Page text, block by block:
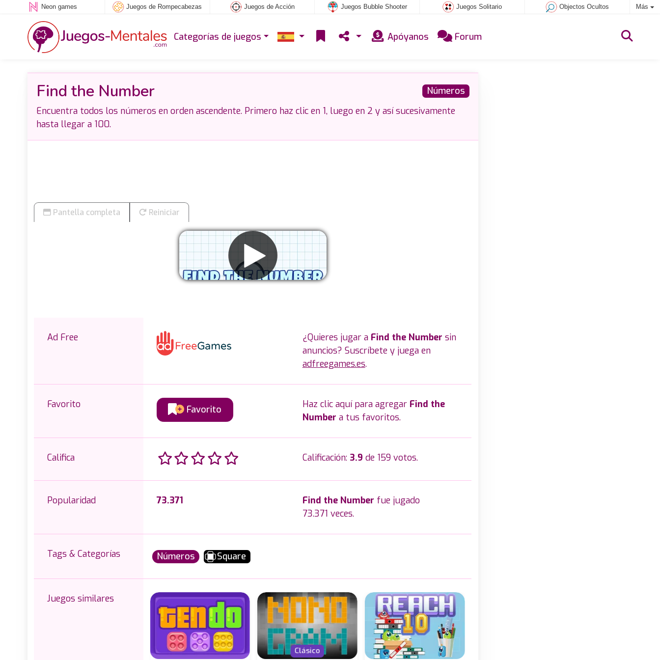
Neon games Juegos de Rompecabezas Juegos de Acción Juegos Bubble Shooter Juegos Solitario Objectos Ocultos Más
Categorías de juegos Apóyanos Forum
Números
Find the Number
Encuentra todos los números en orden ascendente. Primero haz clic en 1, luego en 2 y así sucesivamente
hasta llegar a 100.
Pantella completa Reiniciar
Ad Free ¿Quieres jugar a Find the Number sin
anuncios? Suscríbete y juega en
adfreegames.es.
Favorito Favorito Haz clic aquí para agregar Find the
Number a tus favoritos.
Califica Calificación: 3.9 de 159 votos.
Popularidad 73.371 Find the Number fue jugado
73.371 veces.
Tags & Categorías Números Square
Juegos similares
Clásico